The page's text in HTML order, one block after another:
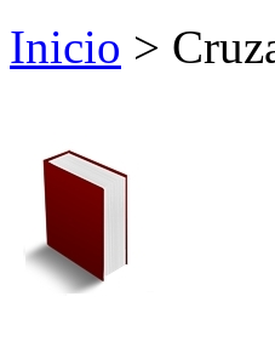
Inicio >